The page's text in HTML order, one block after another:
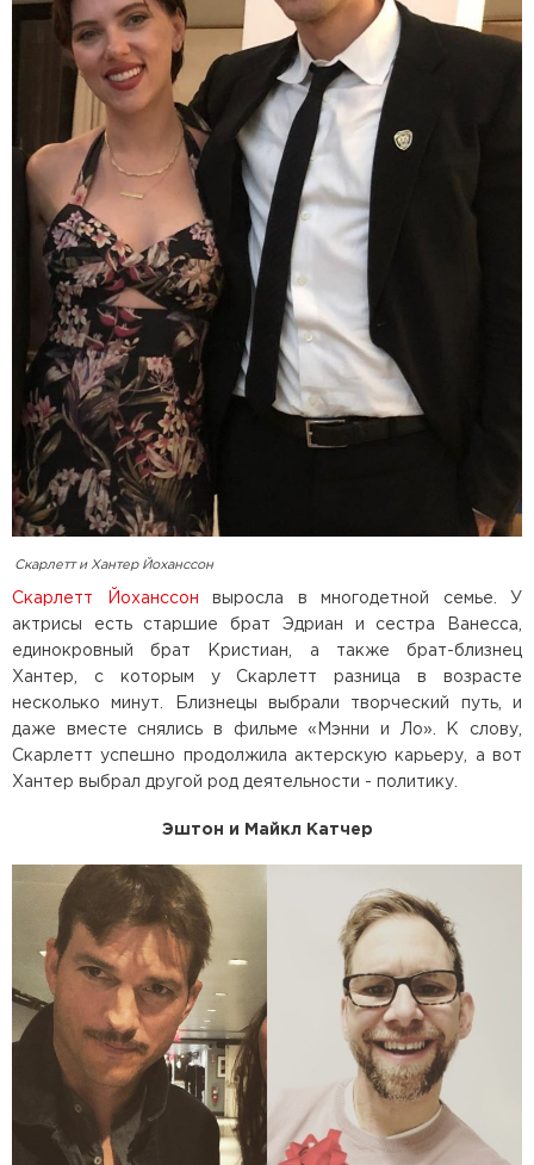
Скарлетт и Хантер Йоханссон
Скарлетт Йоханссон выросла в многодетной семье. У
актрисы есть старшие брат Эдриан и сестра Ванесса,
единокровный брат Кристиан, а также брат-близнец
Хантер, с которым у Скарлетт разница в возрасте
несколько минут. Близнецы выбрали творческий путь, и
даже вместе снялись в фильме «Мэнни и Ло». К слову,
Скарлетт успешно продолжила актерскую карьеру, а вот
Хантер выбрал другой род деятельности - политику.
Эштон и Майкл Катчер